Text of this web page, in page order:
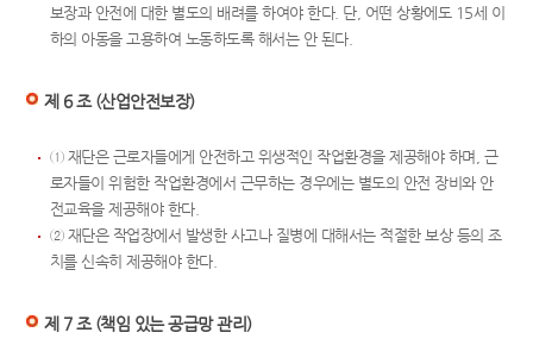
보장과 안전에 대한 별도의 배려를 하여야 한다. 단, 어떤 상황에도 15세 이
하의 아동을 고용하여 노동하도록 해서는 안 된다.
제 6 조 (산업안전보장)
① 재단은 근로자들에게 안전하고 위생적인 작업환경을 제공해야 하며, 근
로자들이 위험한 작업환경에서 근무하는 경우에는 별도의 안전 장비와 안
전교육을 제공해야 한다.
② 재단은 작업장에서 발생한 사고나 질병에 대해서는 적절한 보상 등의 조
치를 신속히 제공해야 한다.
제 7 조 (책임 있는 공급망 관리)